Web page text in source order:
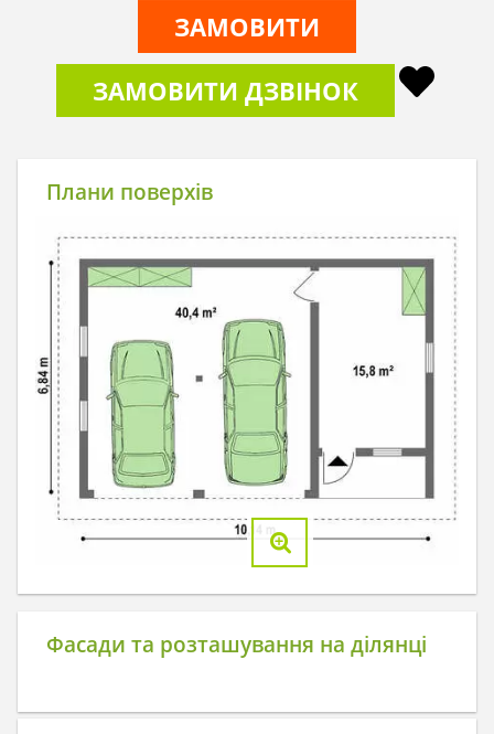
ЗАМОВИТИ
ЗАМОВИТИ ДЗВІНОК
Плани поверхів
Фасади та розташування на ділянці